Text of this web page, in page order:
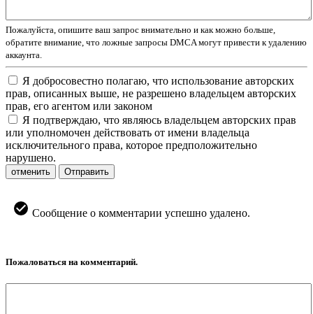
Пожалуйста, опишите ваш запрос внимательно и как можно больше,
обратите внимание, что ложные запросы DMCA могут привести к удалению
аккаунта.
Я добросовестно полагаю, что использование авторских
прав, описанных выше, не разрешено владельцем авторских
прав, его агентом или законом
Я подтверждаю, что являюсь владельцем авторских прав
или уполномочен действовать от имени владельца
исключительного права, которое предположительно
нарушено.
отменить Отправить
Сообщение о комментарии успешно удалено.
Пожаловаться на комментарий.